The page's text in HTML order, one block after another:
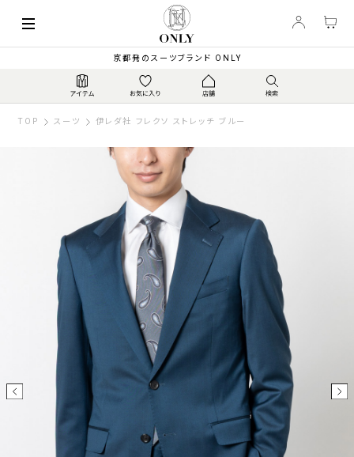
京都発のスーツブランド ONLY
TOP スーツ 伊レダ社 フレクソ ストレッチ ブルー